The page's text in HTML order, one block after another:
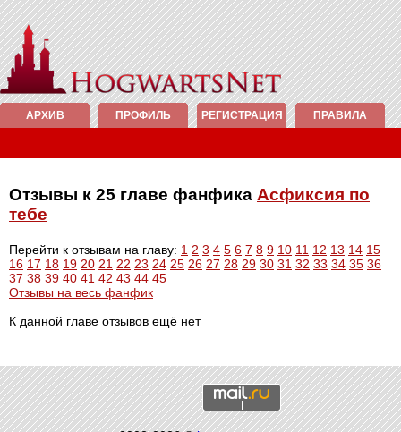
АРХИВ ПРОФИЛЬ РЕГИСТРАЦИЯ ПРАВИЛА
Отзывы к 25 главе фанфика Асфиксия по
тебе
Перейти к отзывам на главу: 1 2 3 4 5 6 7 8 9 10 11 12 13 14 15
16 17 18 19 20 21 22 23 24 25 26 27 28 29 30 31 32 33 34 35 36
37 38 39 40 41 42 43 44 45
Отзывы на весь фанфик
К данной главе отзывов ещё нет